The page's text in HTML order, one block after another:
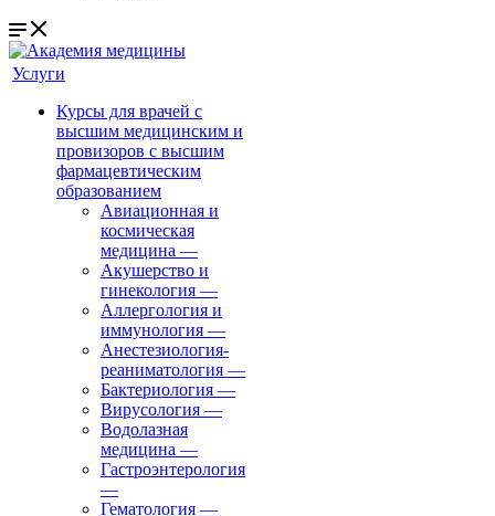
Услуги
Курсы для врачей с
высшим медицинским и
провизоров с высшим
фармацевтическим
образованием
Авиационная и
космическая
медицина —
Акушерство и
гинекология —
Аллергология и
иммунология —
Анестезиология-
реаниматология —
Бактериология —
Вирусология —
Водолазная
медицина —
Гастроэнтерология
—
Гематология —